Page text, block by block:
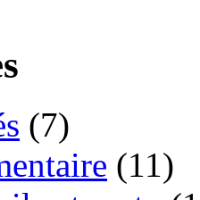
(7)
(11)